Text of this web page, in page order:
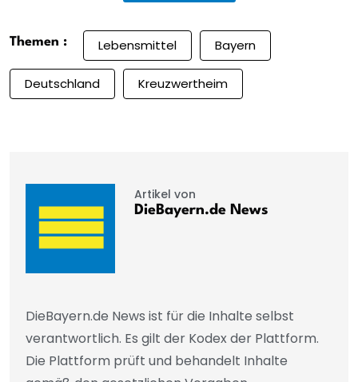
Themen : Lebensmittel Bayern
Deutschland Kreuzwertheim
Artikel von
DieBayern.de News
DieBayern.de News ist für die Inhalte selbst
verantwortlich. Es gilt der Kodex der Plattform.
Die Plattform prüft und behandelt Inhalte